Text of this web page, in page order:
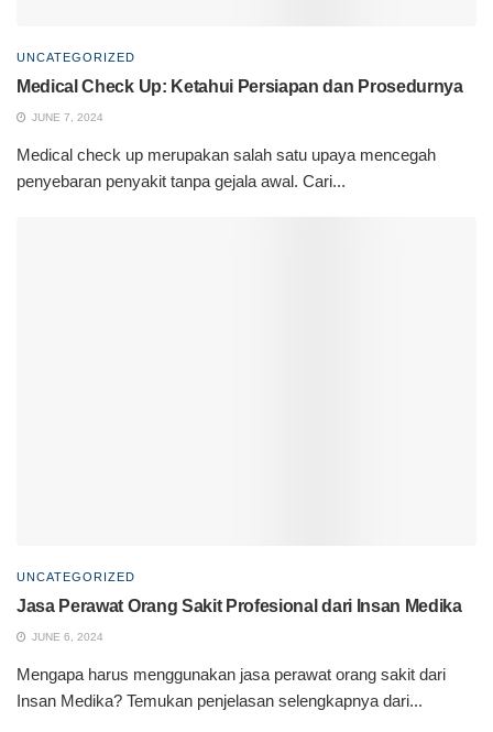
UNCATEGORIZED
Medical Check Up: Ketahui Persiapan dan Prosedurnya
JUNE 7, 2024
Medical check up merupakan salah satu upaya mencegah
penyebaran penyakit tanpa gejala awal. Cari...
UNCATEGORIZED
Jasa Perawat Orang Sakit Profesional dari Insan Medika
JUNE 6, 2024
Mengapa harus menggunakan jasa perawat orang sakit dari
Insan Medika? Temukan penjelasan selengkapnya dari...